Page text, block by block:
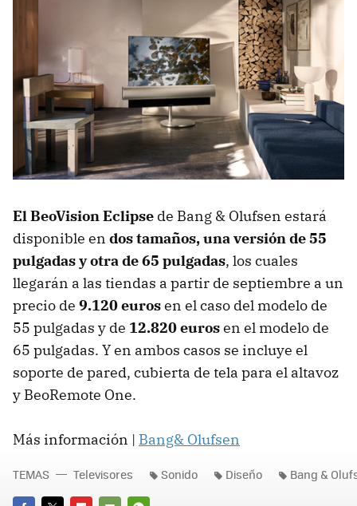
El BeoVision Eclipse de Bang & Olufsen estará
disponible en dos tamaños, una versión de 55
pulgadas y otra de 65 pulgadas, los cuales
llegarán a las tiendas a partir de septiembre a un
precio de 9.120 eurosen el caso del modelo de
55 pulgadas y de 12.820 eurosen el modelo de
65 pulgadas. Y en ambos casos se incluye el
soporte de pared, cubierta de tela para el altavoz
y BeoRemote One.
Más información | Bang& Olufsen
TEMAS Televisores Sonido Diseño Bang &